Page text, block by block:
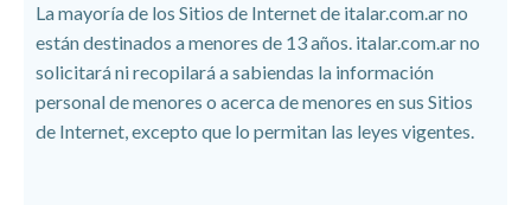
La mayoría de los Sitios de Internet de italar.com.ar no
están destinados a menores de 13 años. italar.com.ar no
solicitará ni recopilará a sabiendas la información
personal de menores o acerca de menores en sus Sitios
de Internet, excepto que lo permitan las leyes vigentes.